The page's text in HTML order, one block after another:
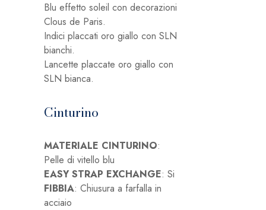
Blu effetto soleil con decorazioni
Clous de Paris.
Indici placcati oro giallo con SLN
bianchi.
Lancette placcate oro giallo con
SLN bianca.
Cinturino
MATERIALE CINTURINO:
Pelle di vitello blu
EASY STRAP EXCHANGE: Si
FIBBIA: Chiusura a farfalla in
acciaio